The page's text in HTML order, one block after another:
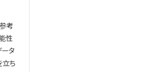
考
性
タ
立ち